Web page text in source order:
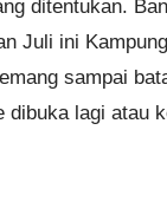
ditentukan.
Juli ini
sampai
dibuka lagi atau